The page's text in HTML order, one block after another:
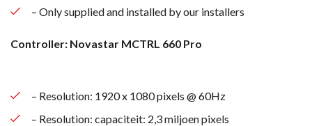
– Only supplied and installed by our installers
Controller: Novastar MCTRL 660 Pro
– Resolution: 1920 x 1080 pixels @ 60Hz
– Resolution: capaciteit: 2,3 miljoen pixels